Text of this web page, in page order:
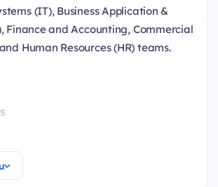
(IT), Business Application &
Finance and Accounting, Commercial
Human Resources (HR) teams.
Talent Program?
degree from reputable